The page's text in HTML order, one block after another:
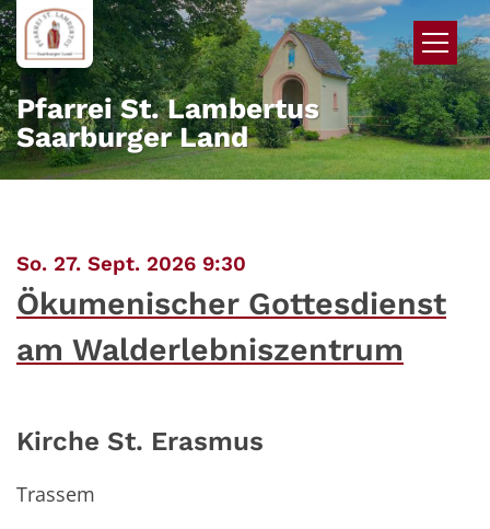
Zum Inhalt springen
Pfarrei St. Lambertus
Saarburger Land
So. 27. Sept. 2026 9:30
Ökumenischer Gottesdienst
am Walderlebniszentrum
Kirche St. Erasmus
Trassem